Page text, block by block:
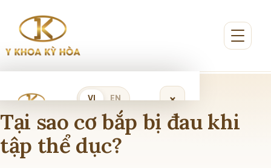
VI EN ×
Đặt lịch khám
Tại sao cơ bắp bị đau khi
tập thể dục?